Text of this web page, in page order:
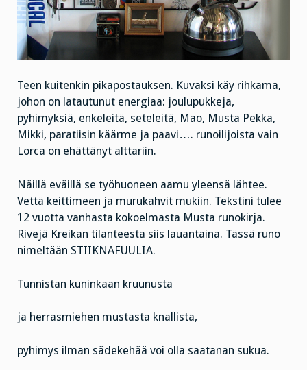
Teen kuitenkin pikapostauksen. Kuvaksi käy rihkama,
johon on latautunut energiaa: joulupukkeja,
pyhimyksiä, enkeleitä, seteleitä, Mao, Musta Pekka,
Mikki, paratiisin käärme ja paavi…. runoilijoista vain
Lorca on ehättänyt alttariin.
Näillä eväillä se työhuoneen aamu yleensä lähtee.
Vettä keittimeen ja murukahvit mukiin. Tekstini tulee
12 vuotta vanhasta kokoelmasta Musta runokirja.
Rivejä Kreikan tilanteesta siis lauantaina. Tässä runo
nimeltään STIIKNAFUULIA.
Tunnistan kuninkaan kruunusta
ja herrasmiehen mustasta knallista,
pyhimys ilman sädekehää voi olla saatanan sukua.